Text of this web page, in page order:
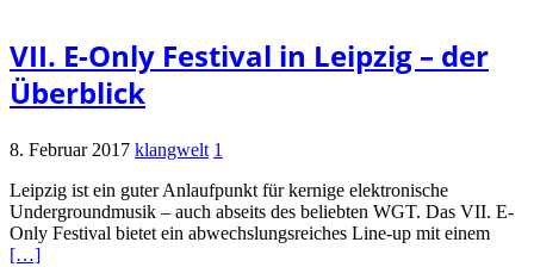
VII. E-Only Festival in Leipzig – der
Überblick
8. Februar 2017 klangwelt 1
Leipzig ist ein guter Anlaufpunkt für kernige elektronische
Undergroundmusik – auch abseits des beliebten WGT. Das VII. E-
Only Festival bietet ein abwechslungsreiches Line-up mit einem
[…]